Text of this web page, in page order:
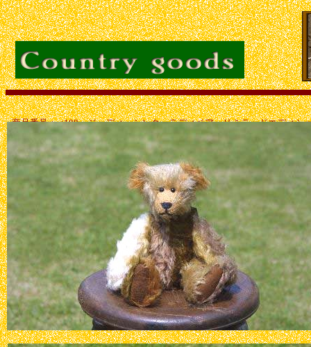
商品番号：ct108 ジュディ シンク テディベア リミテッドエディショ